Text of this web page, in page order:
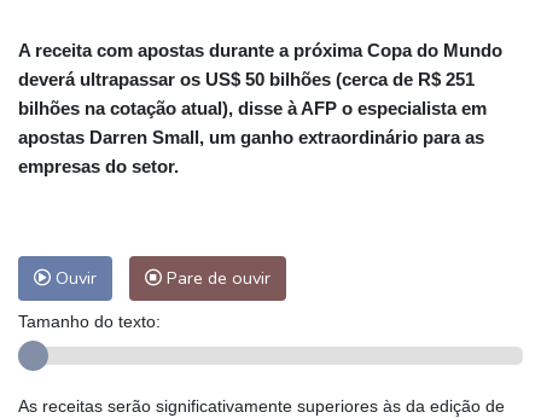
A receita com apostas durante a próxima Copa do Mundo
deverá ultrapassar os US$ 50 bilhões (cerca de R$ 251
bilhões na cotação atual), disse à AFP o especialista em
apostas Darren Small, um ganho extraordinário para as
empresas do setor.
Ouvir Pare de ouvir
Tamanho do texto:
As receitas serão significativamente superiores às da edição de